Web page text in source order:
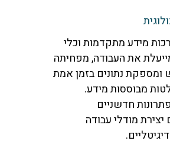
מתקדמות וכלי
את העבודה, מפחיתה
נתונים בזמן אמת
מידע.
חדשניים
מודלי עבודה